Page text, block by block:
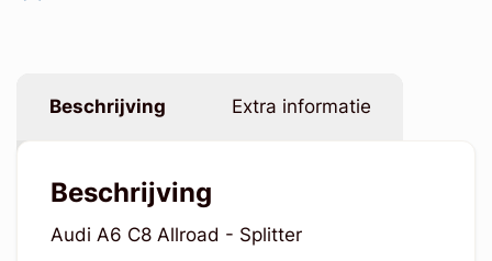
Beschrijving Extra informatie
Beschrijving
Audi A6 C8 Allroad - Splitter